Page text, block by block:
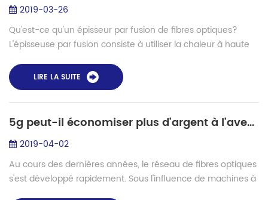
2019-03-26
Qu'est-ce qu'un épisseur par fusion de fibres optiques?
L'épisseuse par fusion consiste à utiliser la chaleur à haute
fibres opti...LIRE LA SUITE
5g peut-il économiser plus d’argent à l’avenir?
2019-04-02
Au cours des dernières années, le réseau de fibres optiques
s'est développé rapidement. Sous l'influence de machines à